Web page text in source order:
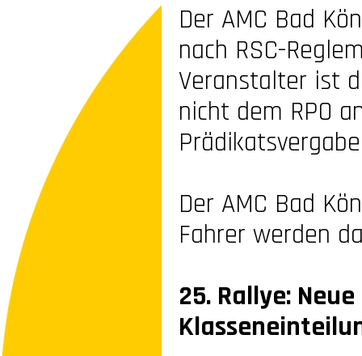
Der AMC Bad
nach RSC-
Veranstalter ist
nicht dem RPO
Der AMC Bad
Fahrer werden
25. Rallye: Neue